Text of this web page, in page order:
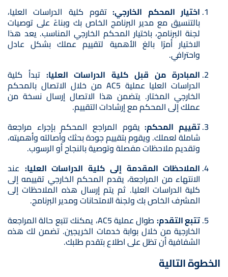
اختيار المحكم الخارجي: تقوم كلية الدراسات العليا،
بالتنسيق مع مدير البرنامج الخاص بك وبناءً على توصيات
لجنة البرنامج، باختيار المحكم الخارجي المناسب. يعد هذا
الاختيار أمرًا بالغ الأهمية لتقييم عملك بشكل عادل
واحترافي.
المبادرة من قبل كلية الدراسات العليا: تبدأ كلية
الدراسات العليا عملية AC5 من خلال الاتصال بالمحكم
الخارجي المختار. يتضمن هذا الاتصال إرسال نسخة من
عملك إلى المحكم مع إرشادات التقييم.
تقييم المحكم:يقوم المراجع المحكم بإجراء مراجعة
شاملة لعملك. ويقوم بتقييم جودة بحثك وأصالته وأهميته،
وتقديم ملاحظات مفصلة وتوصية بالنجاح أو الرسوب.
الملاحظات المقدمة إلى كلية الدراسات العليا: عند
الانتهاء من المراجعة، يقدم المحكم الخارجي تقييمه إلى
كلية الدراسات العليا. ثم يتم إرسال هذه الملاحظات إلى
المشرف الخاص بك ولجنة الامتحانات ومدير البرنامج.
تتبع التقدم:
طوال عملية AC5، يمكنك تتبع حالة المراجعة
الخارجية من خلال بوابة خدمات الخريجين. تضمن لك هذه
الشفافية أن تظل على اطلاع بتقدم طلبك.
الخطوة التالية